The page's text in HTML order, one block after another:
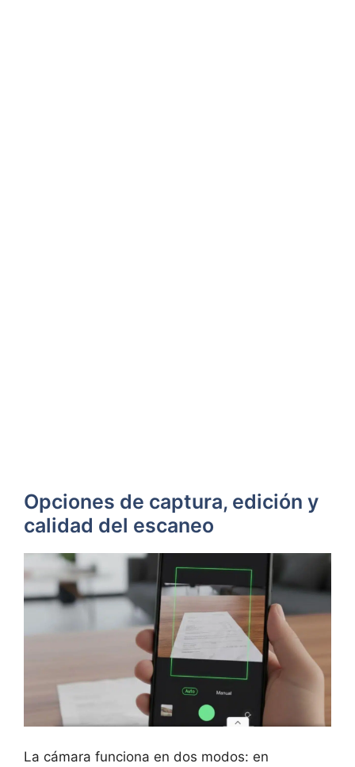
Opciones de captura, edición y
calidad del escaneo
La cámara funciona en dos modos: en